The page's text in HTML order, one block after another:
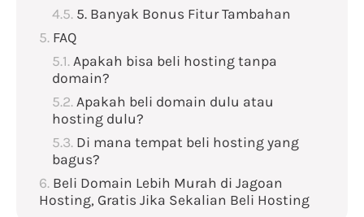
5. Banyak Bonus Fitur Tambahan
FAQ
Apakah bisa beli hosting tanpa
domain?
Apakah beli domain dulu atau
hosting dulu?
Di mana tempat beli hosting yang
bagus?
Beli Domain Lebih Murah di Jagoan
Hosting, Gratis Jika Sekalian Beli Hosting